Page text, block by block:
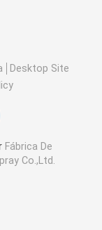
Desktop Site
Fábrica De
Co.,Ltd.